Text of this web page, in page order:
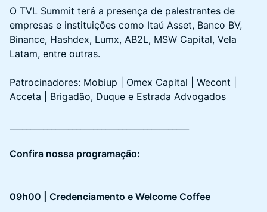
O TVL Summit terá a presença de palestrantes de
empresas e instituições como Itaú Asset, Banco BV,
Binance, Hashdex, Lumx, AB2L, MSW Capital, Vela
Latam, entre outras.
Patrocinadores: Mobiup | Omex Capital | Wecont |
Acceta | Brigadão, Duque e Estrada Advogados
Confira nossa programação:
09h00 | Credenciamento e Welcome Coffee